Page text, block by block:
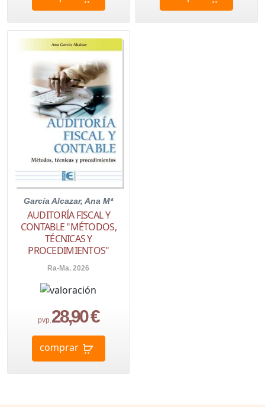
García Alcazar, Ana Mª
AUDITORÍA FISCAL Y
CONTABLE "MÉTODOS,
TÉCNICAS Y
PROCEDIMIENTOS"
Ra-Ma. 2026
pvp. 28,90 €
comprar